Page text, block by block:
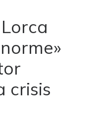
crisis